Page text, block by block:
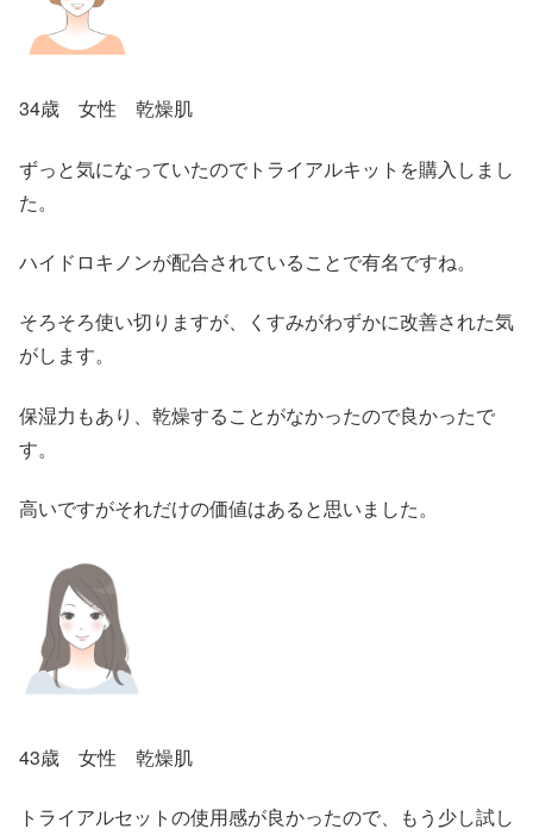
34歳 女性 乾燥肌
ずっと気になっていたのでトライアルキットを購入しまし
た。
ハイドロキノンが配合されていることで有名ですね。
そろそろ使い切りますが、くすみがわずかに改善された気
がします。
保湿力もあり、乾燥することがなかったので良かったで
す。
高いですがそれだけの価値はあると思いました。
43歳 女性 乾燥肌
トライアルセットの使用感が良かったので、もう少し試し